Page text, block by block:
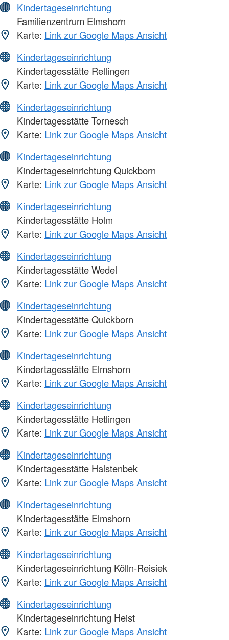
Kindertageseinrichtung
Familienzentrum Elmshorn
Karte: Link zur Google Maps Ansicht
Kindertageseinrichtung
Kindertagesstätte Rellingen
Karte: Link zur Google Maps Ansicht
Kindertageseinrichtung
Kindertagesstätte Tornesch
Karte: Link zur Google Maps Ansicht
Kindertageseinrichtung
Kindertageseinrichtung Quickborn
Karte: Link zur Google Maps Ansicht
Kindertageseinrichtung
Kindertagesstätte Holm
Karte: Link zur Google Maps Ansicht
Kindertageseinrichtung
Kindertagesstätte Wedel
Karte: Link zur Google Maps Ansicht
Kindertageseinrichtung
Kindertagesstätte Quickborn
Karte: Link zur Google Maps Ansicht
Kindertageseinrichtung
Kindertagesstätte Elmshorn
Karte: Link zur Google Maps Ansicht
Kindertageseinrichtung
Kindertagesstätte Hetlingen
Karte: Link zur Google Maps Ansicht
Kindertageseinrichtung
Kindertagesstätte Halstenbek
Karte: Link zur Google Maps Ansicht
Kindertageseinrichtung
Kindertagesstätte Elmshorn
Karte: Link zur Google Maps Ansicht
Kindertageseinrichtung
Kindertageseinrichtung Kölln-Reisiek
Karte: Link zur Google Maps Ansicht
Kindertageseinrichtung
Kindertageseinrichtung Heist
Karte: Link zur Google Maps Ansicht